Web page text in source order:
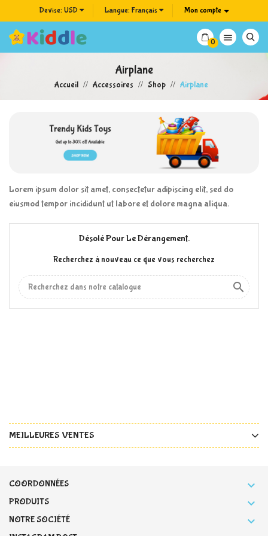
Devise: USD Langue: Français Mon compte
0 
Airplane
Accueil Accessoires Shop Airplane
Lorem ipsum dolor sit amet, consectetur adipiscing elit, sed do
eiusmod tempor incididunt ut labore et dolore magna aliqua.
Désolé Pour Le Dérangement.
Recherchez à nouveau ce que vous recherchez

MEILLEURES VENTES
COORDONNÉES 
PRODUITS 
NOTRE SOCIÉTÉ 